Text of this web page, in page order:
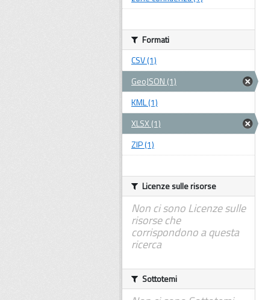
Formati
CSV (1)
GeoJSON (1)
KML (1)
XLSX (1)
ZIP (1)
Licenze sulle risorse
Non ci sono Licenze sulle
risorse che
corrispondono a questa
ricerca
Sottotemi